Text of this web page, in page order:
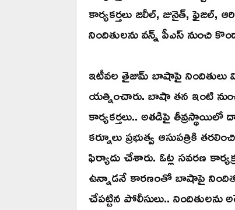
కార్యకర్తలు జలీల్, జునైత్, ఫైజల్,
నిందితులను వన్న్ పీఎస్ నుంచి
ఇటీవల తైజుమ్ బాషాపై నిందితులు
యత్నించారు. బాషా తన ఇంటి
కార్యకర్తలు.. అతడిపై
కర్నూలు ప్రభుత్వ ఆసుపత్రికి
ఫిర్యాదు చేశారు. ఓట్ల సవరణ
ఉన్నాడనే కారణంతో బాషాపై
చేపట్టిన పోలీసులు.. నిందితులను